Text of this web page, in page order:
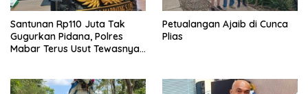
Santunan Rp110 Juta Tak
Gugurkan Pidana, Polres
Mabar Terus Usut Tewasnya
Petualangan Ajaib di Cunca
Plias